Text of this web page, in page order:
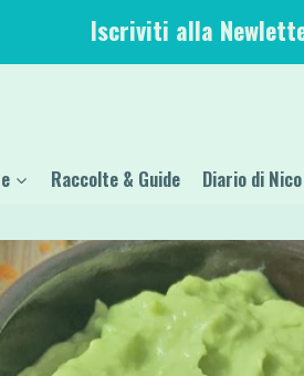
Iscriviti alla
Raccolte & Guide Diario di Nico